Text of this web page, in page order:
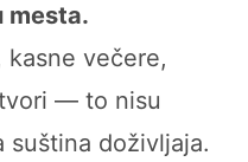
mesta.
kasne večere,
— to nisu
suština doživljaja.